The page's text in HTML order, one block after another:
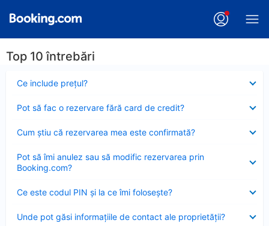
Top 10 întrebări
Ce include preţul?
închis
Pot să fac o rezervare fără card de credit?
închis
Cum ştiu că rezervarea mea este confirmată?
închis
Pot să îmi anulez sau să modific rezervarea prin
Booking.com?
închis
Ce este codul PIN şi la ce îmi foloseşte?
închis
Unde pot găsi informațiile de contact ale proprietății?
închis